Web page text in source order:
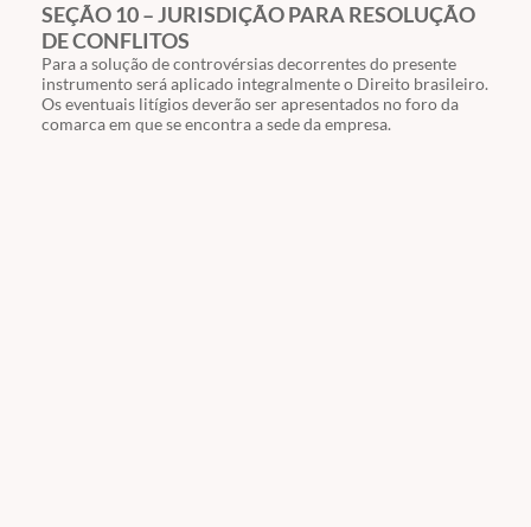
SEÇÃO 10 – JURISDIÇÃO PARA RESOLUÇÃO
DE CONFLITOS
Para a solução de controvérsias decorrentes do presente
instrumento será aplicado integralmente o Direito brasileiro.
Os eventuais litígios deverão ser apresentados no foro da
comarca em que se encontra a sede da empresa.